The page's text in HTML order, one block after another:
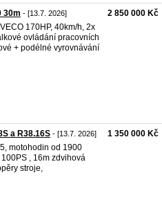
30m - [13.7. 2026]
170HP, 40km/h, 2x
ovládání pracovních
+ podélné vyrovnávání
2 850 000 Kč
a R38.16S - [13.7. 2026]
motohodin od 1900
, 16m zdvihová
stroje,
1 350 000 Kč